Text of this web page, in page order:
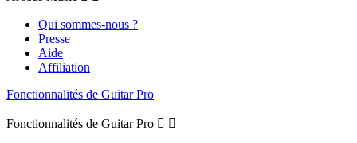
Qui sommes-nous ?
Presse
Aide
Affiliation
Fonctionnalités de Guitar Pro
Fonctionnalités de Guitar Pro  